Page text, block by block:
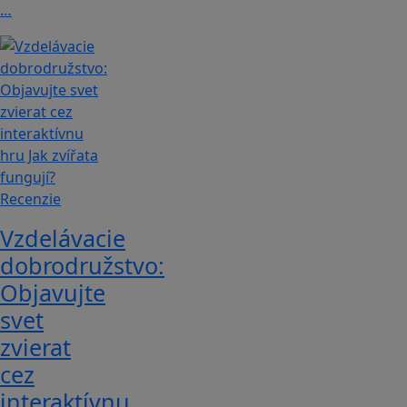
…
Recenzie
Vzdelávacie
dobrodružstvo:
Objavujte
svet
zvierat
cez